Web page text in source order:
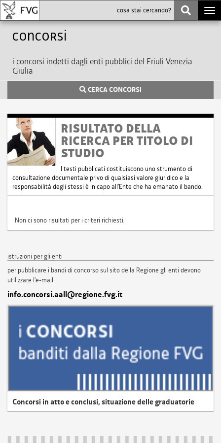
Concorsi
i concorsi indetti dagli enti pubblici del Friuli Venezia
Giulia
CERCA CONCORSI
RISULTATO DELLA
RICERCA PER TITOLO DI
STUDIO
I testi pubblicati costituiscono uno strumento di
consultazione documentale privo di qualsiasi valore giuridico e la
responsabilità degli stessi è in capo all'Ente che ha emanato il bando.
Non ci sono risultati per i criteri richiesti.
istruzioni per gli enti
per pubblicare i bandi di concorso sul sito della Regione gli enti devono
utilizzare l'e-mail
info.concorsi.aall@regione.fvg.it
Concorsi in atto e conclusi, situazione delle graduatorie